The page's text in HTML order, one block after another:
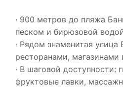
· 900 метров до пляжа
песком и бирюзовой
· Рядом знаменитая улица
ресторанами, магазинами
· В шаговой доступности:
фруктовые лавки,